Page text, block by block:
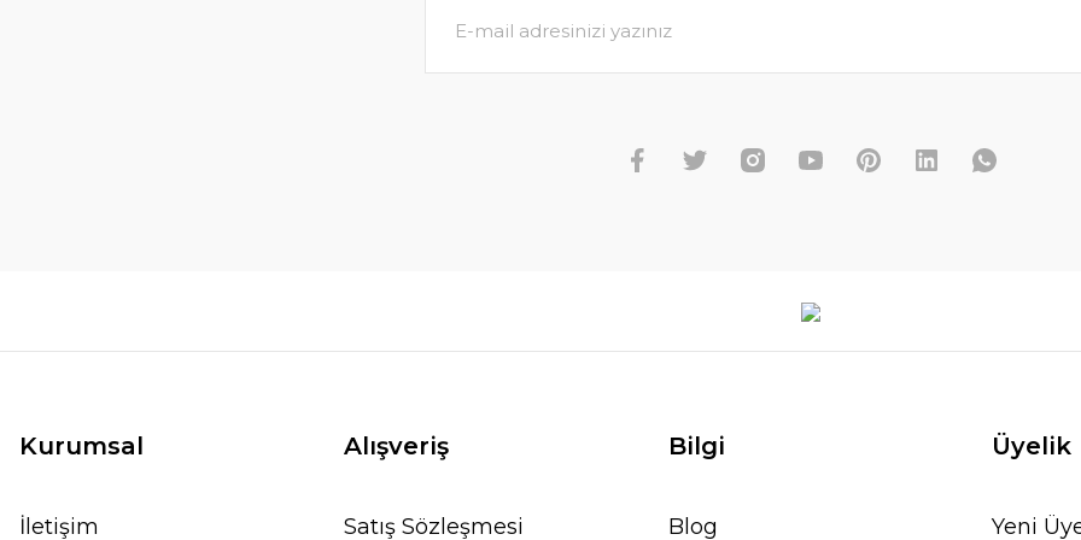
Kurumsal
İletişim
Alışveriş
Satış Sözleşmesi
Bilgi
Blog
Üyelik
Yeni